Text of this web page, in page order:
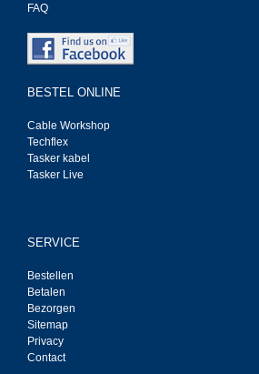
FAQ
BESTEL ONLINE
Cable Workshop
Techflex
Tasker kabel
Tasker Live
SERVICE
Bestellen
Betalen
Bezorgen
Sitemap
Privacy
Contact